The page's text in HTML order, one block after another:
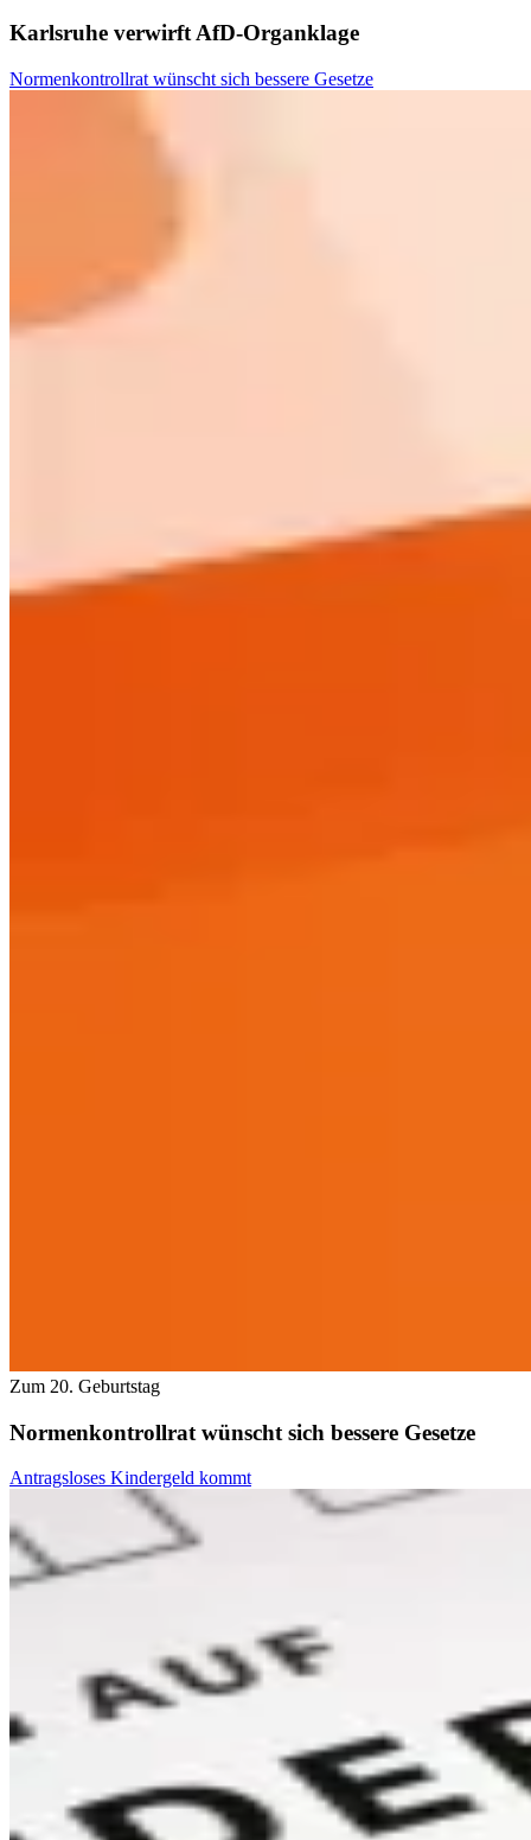
Karlsruhe verwirft AfD-Organklage
Normenkontrollrat wünscht sich bessere Gesetze
Zum 20. Geburtstag
Normenkontrollrat wünscht sich bessere Gesetze
Antragsloses Kindergeld kommt